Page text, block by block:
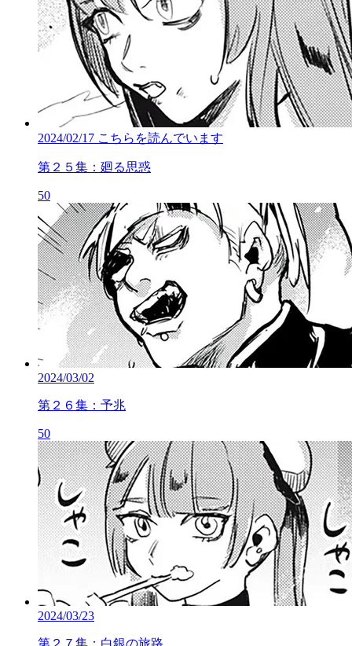
2024/02/17 こちらを読んでいます
第２５集：廻る思惑
50
2024/03/02
第２６集：予兆
50
2024/03/23
第２７集：白銀の旅路